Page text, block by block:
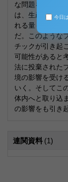
な問題を引き起
は、生産コスト
れる量も膨大で
だ。このような
チックが引き起
可能性があると
法に投棄された
境の影響を受け
いく。そしてこ
体内へと取り込
の影響をも引き
連関資料 (1)
今日